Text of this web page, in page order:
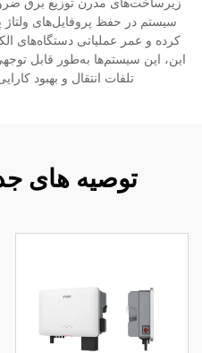
سیستم در حفظ پروفایل‌های ولتاژ
کرده و عمر عملیاتی دستگاه‌های
این، این سیستم‌ها به‌طور قابل
تلفات انتقال و بهبود
توصیه های